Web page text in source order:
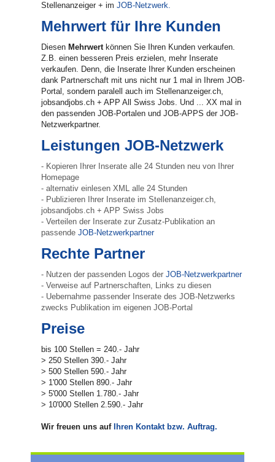
Stellenanzeiger + im JOB-Netzwerk.
Mehrwert für Ihre Kunden
Diesen Mehrwert können Sie Ihren Kunden verkaufen.
Z.B. einen besseren Preis erzielen, mehr Inserate
verkaufen. Denn, die Inserate Ihrer Kunden erscheinen
dank Partnerschaft mit uns nicht nur 1 mal in Ihrem JOB-
Portal, sondern paralell auch im Stellenanzeiger.ch,
jobsandjobs.ch + APP All Swiss Jobs. Und ... XX mal in
den passenden JOB-Portalen und JOB-APPS der JOB-
Netzwerkpartner.
Leistungen JOB-Netzwerk
- Kopieren Ihrer Inserate alle 24 Stunden neu von Ihrer
Homepage
- alternativ einlesen XML alle 24 Stunden
- Publizieren Ihrer Inserate im Stellenanzeiger.ch,
jobsandjobs.ch + APP Swiss Jobs
- Verteilen der Inserate zur Zusatz-Publikation an
passende JOB-Netzwerkpartner
Rechte Partner
- Nutzen der passenden Logos der JOB-Netzwerkpartner
- Verweise auf Partnerschaften, Links zu diesen
- Uebernahme passender Inserate des JOB-Netzwerks
zwecks Publikation im eigenen JOB-Portal
Preise
bis 100 Stellen = 240.- Jahr
> 250 Stellen 390.- Jahr
> 500 Stellen 590.- Jahr
> 1'000 Stellen 890.- Jahr
> 5'000 Stellen 1.780.- Jahr
> 10'000 Stellen 2.590.- Jahr
Wir freuen uns auf Ihren Kontakt bzw. Auftrag.